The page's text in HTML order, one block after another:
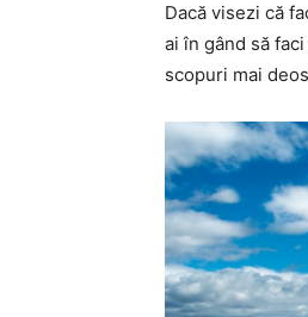
Dacă visezi că
ai în gând să
scopuri mai